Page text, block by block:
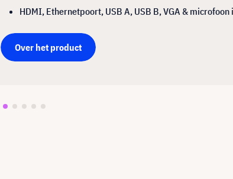
HDMI, Ethernetpoort, USB A, USB B, VGA & microfoon
Over het product